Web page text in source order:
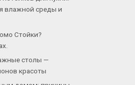
влажной среды и
Стойки?
столы —
красоты